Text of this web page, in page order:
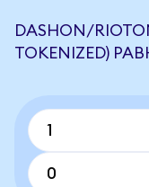
DASHON/
TOKENIZED)